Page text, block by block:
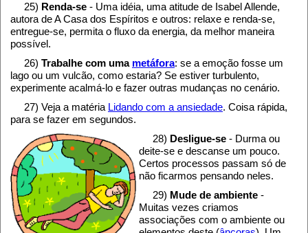
25) Renda-se - Uma idéia, uma atitude de Isabel Allende,
autora de A Casa dos Espíritos e outros: relaxe e renda-se,
entregue-se, permita o fluxo da energia, da melhor maneira
possível.
26) Trabalhe com uma metáfora: se a emoção fosse um
lago ou um vulcão, como estaria? Se estiver turbulento,
experimente acalmá-lo e fazer outras mudanças no cenário.
27) Veja a matéria Lidando com a ansiedade. Coisa rápida,
para se fazer em segundos.
28) Desligue-se - Durma ou
deite-se e descanse um pouco.
Certos processos passam só de
não ficarmos pensando neles.
29) Mude de ambiente -
Muitas vezes criamos
associações com o ambiente ou